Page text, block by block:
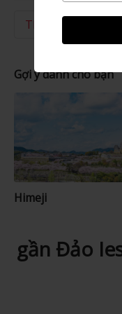
Thiên nhiên
Gợi ý dành cho bạn
Himeji
gần Đảo